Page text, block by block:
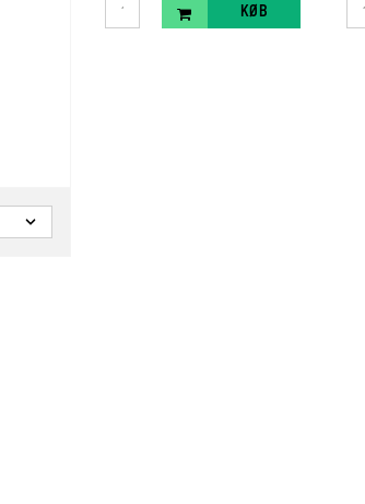
KØB